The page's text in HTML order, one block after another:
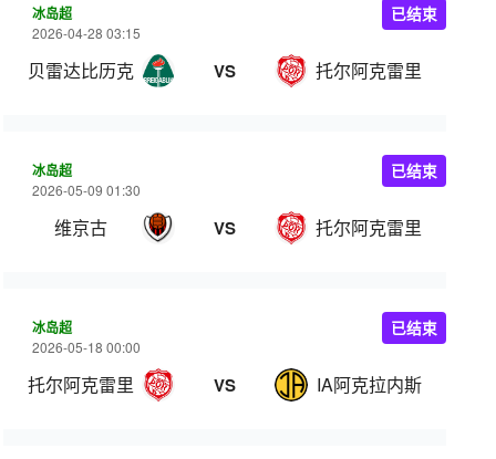
冰岛超
2026-04-28 03:15
贝雷达比历克 VS 托尔阿克雷里
已结束
冰岛超
2026-05-09 01:30
维京古 VS 托尔阿克雷里
已结束
冰岛超
2026-05-18 00:00
托尔阿克雷里 VS IA阿克拉内斯
已结束